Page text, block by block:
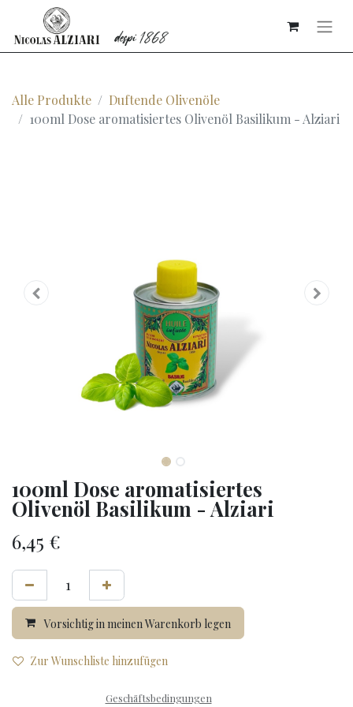
Alle Produkte
Duftende Olivenöle
100ml Dose aromatisiertes Olivenöl Basilikum - Alziari
100ml Dose aromatisiertes
Olivenöl Basilikum - Alziari
6,45 €
Vorsichtig in meinen Warenkorb legen
Zur Wunschliste hinzufügen
Geschäftsbedingungen